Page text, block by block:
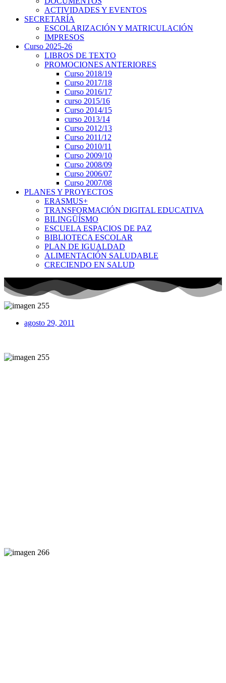
ACTIVIDADES Y EVENTOS
SECRETARÍA
ESCOLARIZACIÓN Y MATRICULACIÓN
IMPRESOS
Curso 2025-26
LIBROS DE TEXTO
PROMOCIONES ANTERIORES
Curso 2018/19
Curso 2017/18
Curso 2016/17
curso 2015/16
Curso 2014/15
curso 2013/14
Curso 2012/13
Curso 2011/12
Curso 2010/11
Curso 2009/10
Curso 2008/09
Curso 2006/07
Curso 2007/08
PLANES Y PROYECTOS
ERASMUS+
TRANSFORMACIÓN DIGITAL EDUCATIVA
BILINGÜÍSMO
ESCUELA ESPACIOS DE PAZ
BIBLIOTECA ESCOLAR
PLAN DE IGUALDAD
ALIMENTACIÓN SALUDABLE
CRECIENDO EN SALUD
agosto 29, 2011